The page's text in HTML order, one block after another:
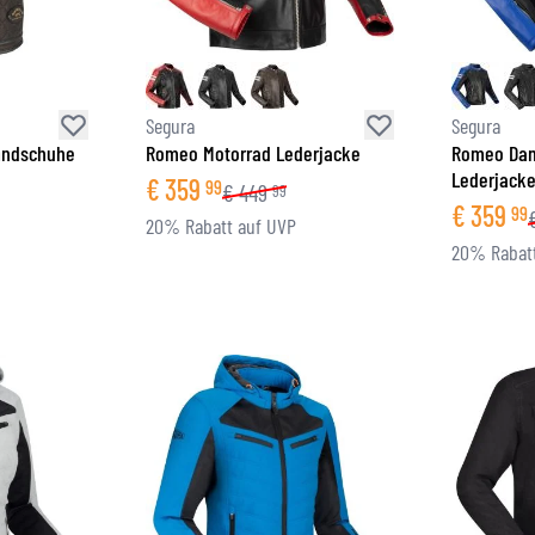
Segura
Romeo Motorrad Lederjacke
€359 99€449 99
20% Rabatt auf UVP
Segura
Romeo
Lederjacke
€359 99
20%